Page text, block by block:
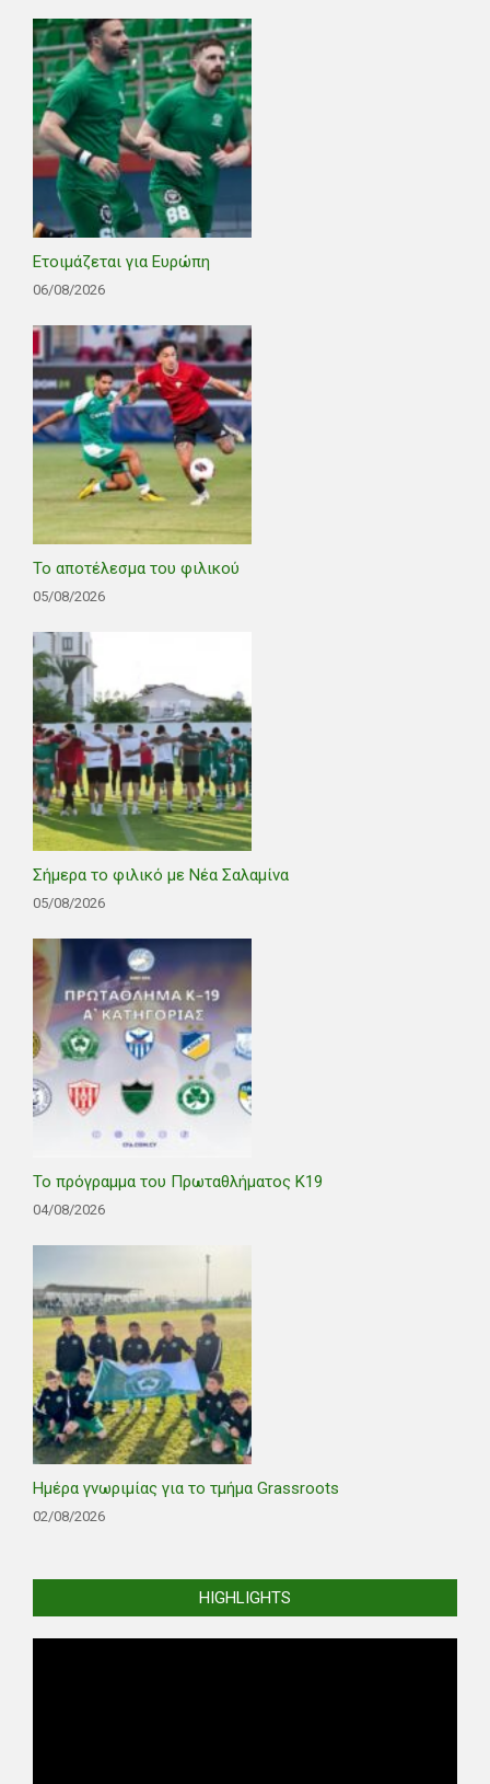
Ετοιμάζεται για Ευρώπη
06/08/2026
Το αποτέλεσμα του φιλικού
05/08/2026
Σήμερα το φιλικό με Νέα Σαλαμίνα
05/08/2026
Το πρόγραμμα του Πρωταθλήματος Κ19
04/08/2026
Ημέρα γνωριμίας για το τμήμα Grassroots
02/08/2026
HIGHLIGHTS